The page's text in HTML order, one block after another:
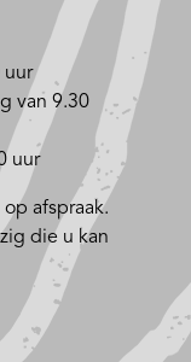
uur
van 9.30
uur
afspraak.
die u kan